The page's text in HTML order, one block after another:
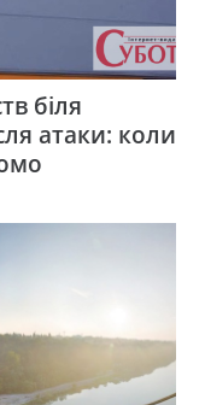
біля
атаки: коли